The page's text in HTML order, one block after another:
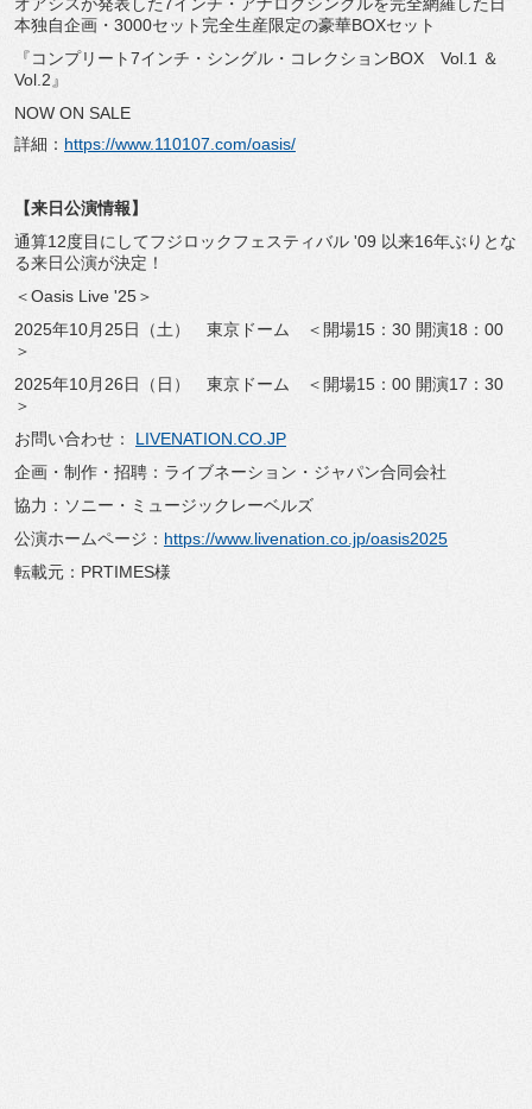
本独自企画・ 3000セット完全生産限定の豪華BOXセット
『コンプリート7インチ・シングル・コレクションBOX Vol.1 ＆
Vol.2』
NOW ON SALE
詳細： https://www.110107.com/oasis/
【来日公演情報】
通算12度目にしてフジロックフェスティバル '09 以来16年ぶりとな
る来日公演が決定！
＜Oasis Live '25＞
2025年10月25日（土） 東京ドーム ＜開場15：30 開演18：00
＞
2025年10月26日（日） 東京ドーム ＜開場15：00 開演17：30
＞
お問い合わせ： LIVENATION.CO.JP
企画・制作・招聘：ライブネーション・ジャパン合同会社
協力：ソニー・ミュージックレーベルズ
公演ホームページ： https://www. livenation.co.jp/oasis2025
転載元：PRTIMES様